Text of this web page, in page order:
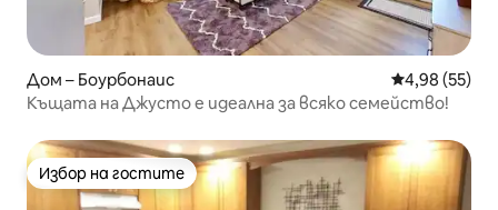
Дом – Боурбонаис Средна
4,98 (55)
Къщата на Джусто е идеална за всяко семейство!
Избор на гостите
Избор на гостите